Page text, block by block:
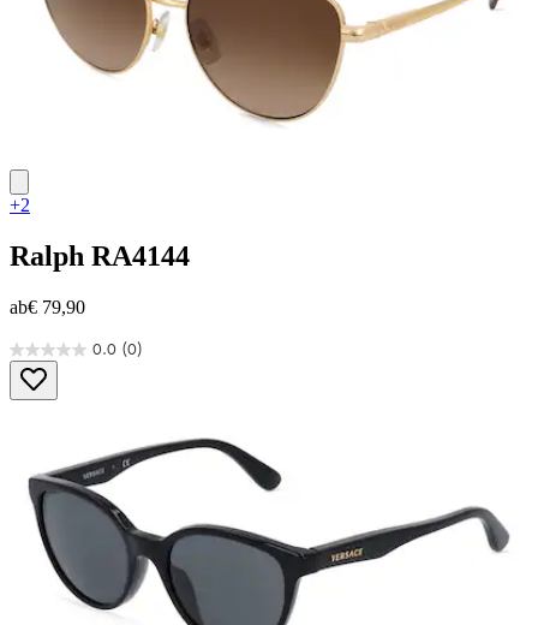
+2
Ralph RA4144
ab€ 79,90
0.0 (0)
0.0
von
5